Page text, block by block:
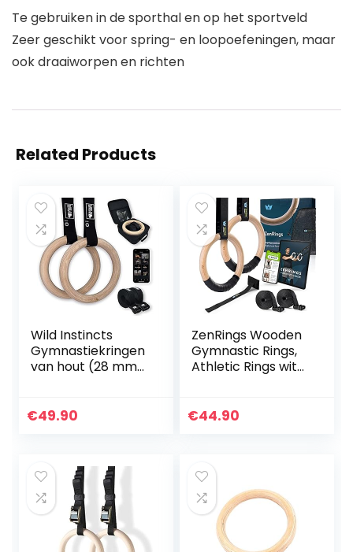
Te gebruiken in de sporthal en op het sportveld
Zeer geschikt voor spring- en loopoefeningen, maar
ook draaiworpen en richten
Related Products
Wild Instincts
Gymnastiekringen
van hout (28 mm
ringen |
€49.90
ZenRings Wooden
Gymnastic Rings,
Athletic Rings with
Workout
€44.90